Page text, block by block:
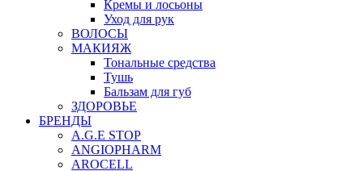
Кремы и лосьоны
Уход для рук
ВОЛОСЫ
МАКИЯЖ
Тональные средства
Тушь
Бальзам для губ
ЗДОРОВЬЕ
БРЕНДЫ
A.G.E STOP
ANGIOPHARM
AROCELL